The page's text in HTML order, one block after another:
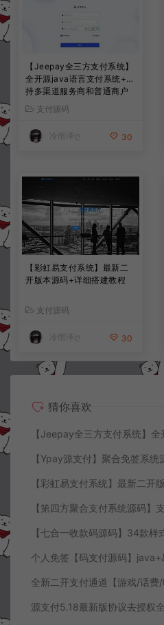
【Jeepay全三方支付系统】
全开源java语言支付系统+支
持多渠道服务商和普通商户
支付源码
冷雨泽ღ 30
【彩虹易支付系统】最新二
开版本源码+详细搭建教程
支付源码
冷雨泽ღ 30
猜你喜欢